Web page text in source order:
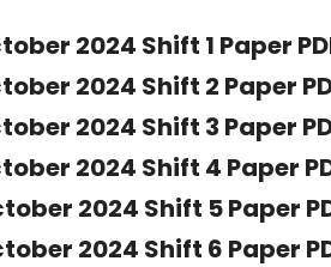
2024 Shift 1 Paper
2024 Shift 2 Paper
2024 Shift 3 Paper
2024 Shift 4 Paper
2024 Shift 5 Paper
2024 Shift 6 Paper